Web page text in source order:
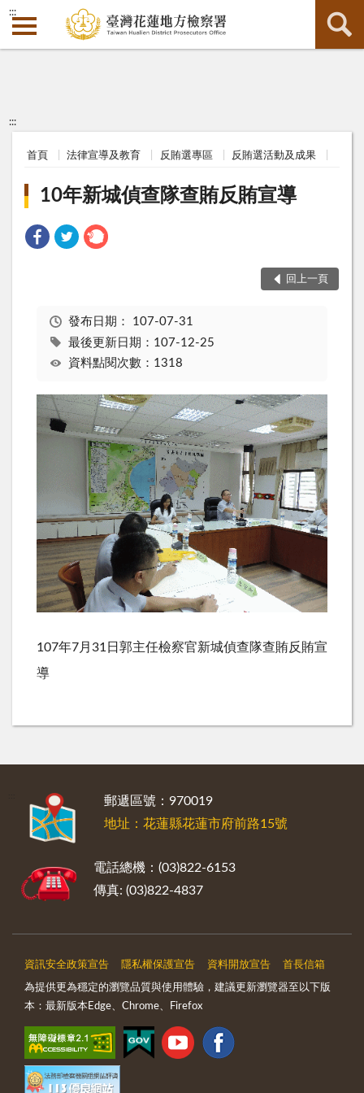
:::
:::
首頁 法律宣導及教育 反賄選專區 反賄選活動及成果
10年新城偵查隊查賄反賄宣導
回上一頁
發布日期： 107-07-31
最後更新日期：107-12-25
資料點閱次數：1318
107年7月31日郭主任檢察官新城偵查隊查賄反賄宣
導
郵遞區號：970019
地址：花蓮縣花蓮市府前路15號
電話總機：(03)822-6153
傳真: (03)822-4837
資訊安全政策宣告 隱私權保護宣告 資料開放宣告 首長信箱
為提供更為穩定的瀏覽品質與使用體驗，建議更新瀏覽器至以下版
本：最新版本Edge、Chrome、Firefox